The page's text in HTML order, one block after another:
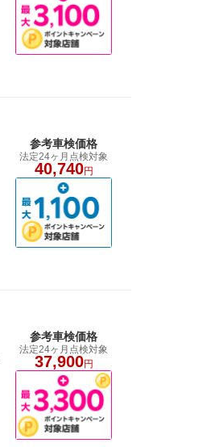
参考車検価格
法定24ヶ月点検対象
40,740円
参考車検価格
法定24ヶ月点検対象
37,900円